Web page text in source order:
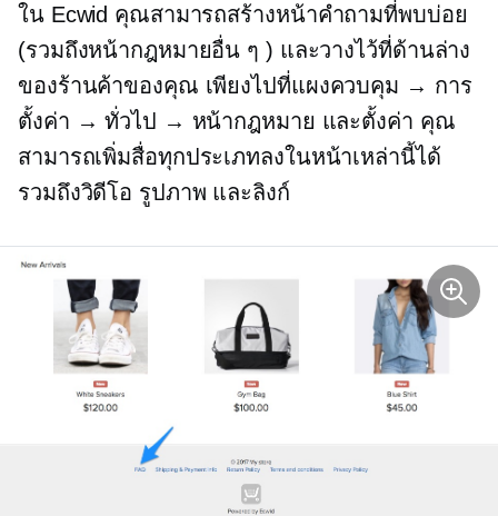
ใน Ecwid คุณสามารถสร้างหน้าคำถามที่พบบ่อย
(รวมถึงหน้ากฎหมายอื่น ๆ ) และวางไว้ที่ด้านล่าง
ของร้านค้าของคุณ เพียงไปที่แผงควบคุม → การ
ตั้งค่า → ทั่วไป → หน้ากฎหมาย และตั้งค่า คุณ
สามารถเพิ่มสื่อทุกประเภทลงในหน้าเหล่านี้ได้
รวมถึงวิดีโอ รูปภาพ และลิงก์